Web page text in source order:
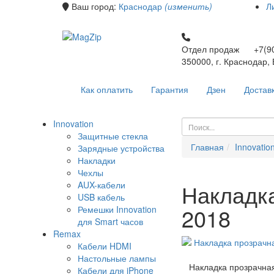
Ваш город: Краснодар (изменить)
Отдел продаж
350000, г. Краснодар,
Как оплатить Гарантия Дзен
Innovation
Защитные стекла
Зарядные устройства
Накладки
Чехлы
AUX-кабели
USB кабель
Ремешки Innovation
для Smart часов
Remax
Кабели HDMI
Настольные лампы
Кабели для iPhone
Главная
2018
Накладка